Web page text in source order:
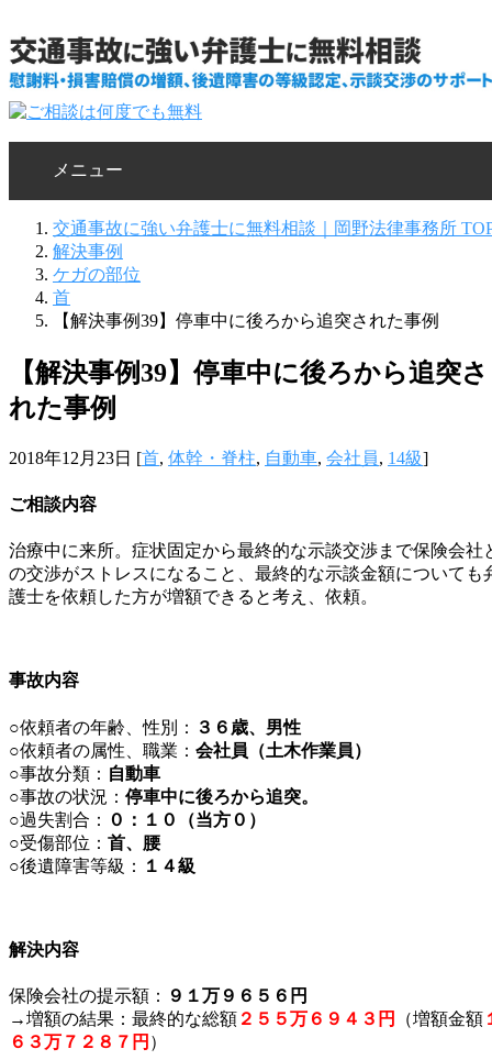
メニュー
交通事故に強い弁護士に無料相談｜岡野法律事務所
解決事例
ケガの部位
首
【解決事例39】停車中に後ろから追突された事例
【解決事例39】停車中に後ろから追突さ
れた事例
2018年12月23日 [首, 体幹・脊柱, 自動車, 会社員, 14級]
ご相談内容
治療中に来所。症状固定から最終的な示談交渉まで保険会社
の交渉がストレスになること、最終的な示談金額についても
護士を依頼した方が増額できると考え、依頼。
事故内容
○依頼者の年齢、性別：
３６歳、男性
○依頼者の属性、職業： 会社員（土木作業員）
○事故分類： 自動車
○事故の状況： 停車中に後ろから追突。
○過失割合： ０：１０（当方０）
○受傷部位： 首、腰
○後遺障害等級：
１４級
解決内容
保険会社の提示額：
９１万９６５６円
→増額の結果：最終的な総額 ２５５万６９４３円 （増額金額
６３万７２８７円 ）